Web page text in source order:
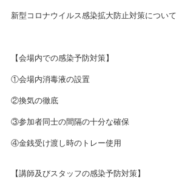
新型コロナウイルス感染拡大防止対策について
【会場内での感染予防対策】
①会場内消毒液の設置
②換気の徹底
③参加者同士の間隔の十分な確保
④金銭受け渡し時のトレー使用
【講師及びスタッフの感染予防対策】